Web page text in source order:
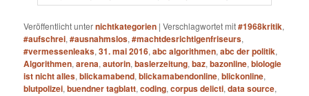
Veröffentlicht unternichtkategorien |Verschlagwortet mit#1968kritik,
#aufschrei,#ausnahmslos,#machtdesrichtigenfriseurs,
#vermessenleaks,31. mai 2016,abc algorithmen,abc der politik,
Algorithmen,arena,autorin,baslerzeitung,baz,bazonline,biologie
ist nicht alles,blickamabend,blickamabendonline,blickonline,
blutpolizei,buendner tagblatt,coding,corpus delicti,data source,